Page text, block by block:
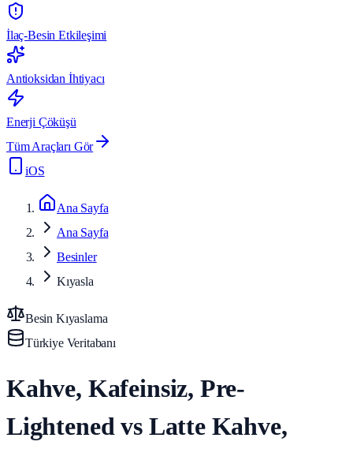
İlaç-Besin Etkileşimi
Antioksidan İhtiyacı
Enerji Çöküşü
Tüm Araçları Gör
iOS
Ana Sayfa
Ana Sayfa
Besinler
Kıyasla
Besin Kıyaslama
Türkiye Veritabanı
Kahve, Kafeinsiz, Pre-
Lightened vs Latte Kahve,